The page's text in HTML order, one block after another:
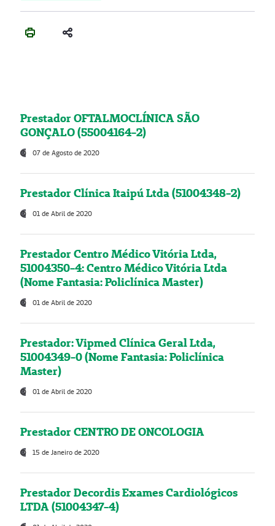
Prestador OFTALMOCLÍNICA SÃO
GONÇALO (55004164-2)
07 de Agosto de 2020
Prestador Clínica Itaipú Ltda (51004348-2)
01 de Abril de 2020
Prestador Centro Médico Vitória Ltda,
51004350-4: Centro Médico Vitória Ltda
(Nome Fantasia: Policlínica Master)
01 de Abril de 2020
Prestador: Vipmed Clínica Geral Ltda,
51004349-0 (Nome Fantasia: Policlínica
Master)
01 de Abril de 2020
Prestador CENTRO DE ONCOLOGIA
15 de Janeiro de 2020
Prestador Decordis Exames Cardiológicos
LTDA (51004347-4)